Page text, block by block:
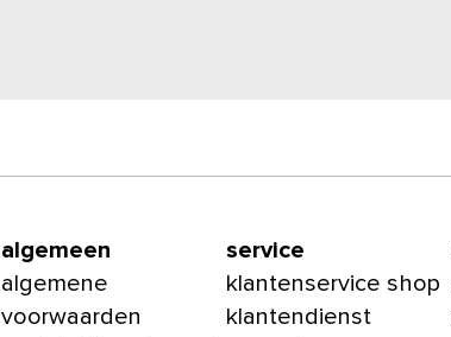
algemeen
algemene
voorwaarden
service
klantenservice shop
klantendienst